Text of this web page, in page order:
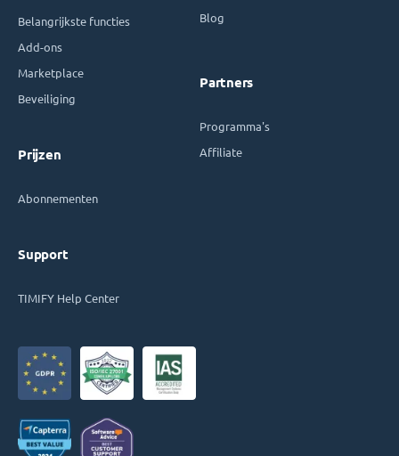
Belangrijkste functies
Add-ons
Marketplace
Beveiliging
Prijzen
Abonnementen
Support
TIMIFY Help Center
Blog
Partners
Programma's
Affiliate